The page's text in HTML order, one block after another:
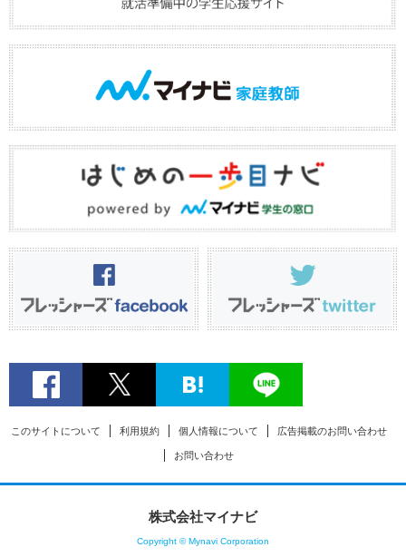
このサイトについて 利用規約 個人情報について 広告掲載のお問い合わせ
お問い合わせ
株式会社マイナビ
Copyright © Mynavi Corporation